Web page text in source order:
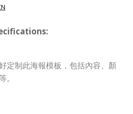
定制此海報模板，包括內容、顏
。